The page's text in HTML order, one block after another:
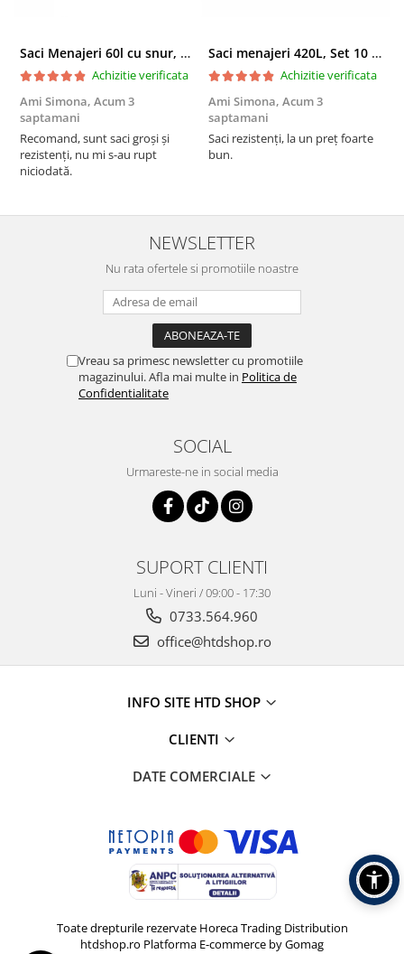
Saci Menajeri 60l cu snur, Roz, 10buc/rola
Achizitie verificata
Ami Simona, Acum 3
saptamani
Recomand, sunt saci groși și
rezistenți, nu mi s-au rupt
niciodată.
Saci menajeri 420L, Set 10 bucati
Achizitie verificata
Ami Simona, Acum 3
saptamani
Saci rezistenți, la un preț foarte
bun.
NEWSLETTER
Nu rata ofertele si promotiile noastre
Vreau sa primesc newsletter cu promotiile
magazinului. Afla mai multe in Politica de
Confidentialitate
SOCIAL
Urmareste-ne in social media
SUPORT CLIENTI
Luni - Vineri / 09:00 - 17:30
0733.564.960
office@htdshop.ro
INFO SITE HTD SHOP
CLIENTI
DATE COMERCIALE
Toate drepturile rezervate Horeca Trading Distribution
htdshop.ro Platforma E-commerce by Gomag